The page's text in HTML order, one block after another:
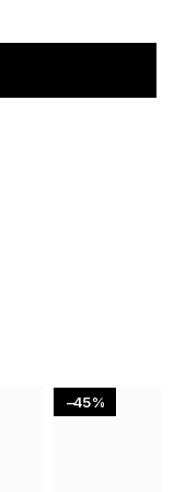
Akce
–45 %